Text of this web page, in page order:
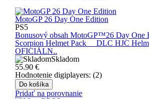
MotoGP 26 Day One Edition
PS5
Bonusový obsah MotoGP™26 Day
Scorpion Helmet Pack DLC HJC
OFICIÁLN..
Skladom
55.90 €
Hodnotenie digiplayers: (2)
Do košíka
Pridať na porovnanie